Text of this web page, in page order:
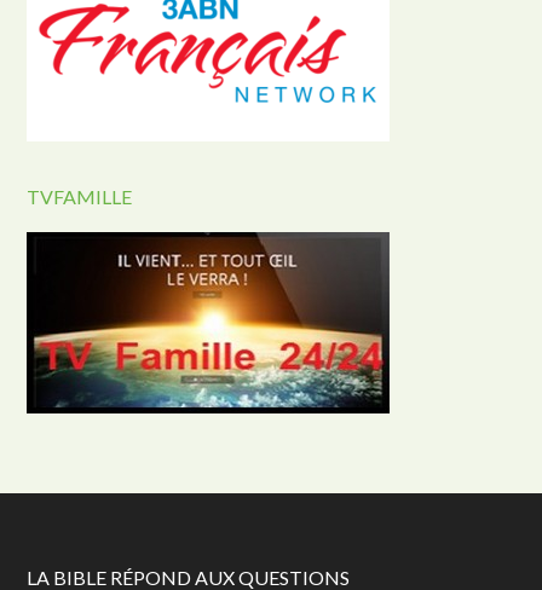
TVFAMILLE
LA BIBLE RÉPOND AUX QUESTIONS